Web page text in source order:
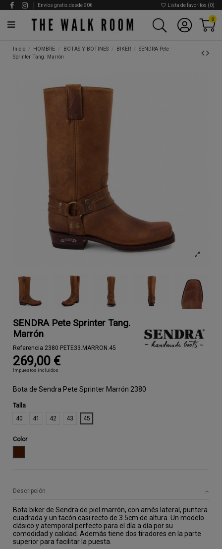
Envíos gratis desde 90€ Lista de favoritos (0)
0
Inicio HOMBRE BOTAS Y BOTINES BIKER
SENDRA Pete
Sprinter Tang. Marrón
SENDRA Pete Sprinter Tang.
Marrón
Referencia 2380 PETE33.MARRON.45
269,00 €
Impuestos incluidos
Bota de Sendra Pete Sprinter Marrón 2380
Talla
40
41 42 43 45
Color
Descripción
Bota biker de Sendra de piel marrón, con arnés lateral, puntera
cuadrada y un tacón casi recto de 3.5cm de altura. Un modelo
clásico y atemporal perfecto para el día a día por su
comodidad y calidad. Además tiene dos tiradores en la parte
superior para facilitar la puesta.